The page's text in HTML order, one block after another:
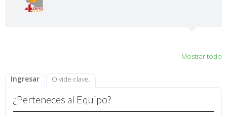
Mostrar todo
Ingresar Olvide clave.
¿Perteneces al Equipo?